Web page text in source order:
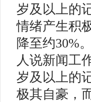
岁及以上的
情绪产生积
降至约30%
人说新闻工
岁及以上的
极其自豪，